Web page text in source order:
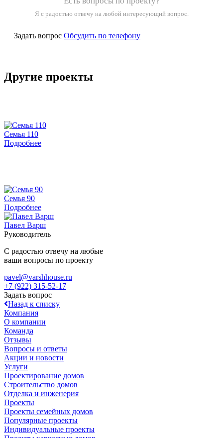
Я с радостью отвечу на любой интересующий вопрос.
Задать вопрос Обсудить по телефону
Другие проекты
Семья 110
Подробнее
Семья 90
Подробнее
Павел Варш
Руководитель
С радостью отвечу на любые
ваши вопросы по проекту
pavel@varshhouse.ru
+7 (922) 315-52-17
Задать вопрос
Назад к списку
Компания
О компании
Команда
Отзывы
Вопросы и ответы
Акции и новости
Услуги
Проектирование домов
Строительство домов
Отделка и инженерия
Проекты
Проекты семейных домов
Популярные проекты
Индивидуальные проекты